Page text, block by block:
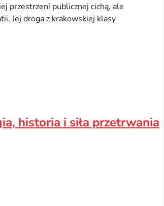
przestrzeni publicznej cichą, ale
Jej droga z krakowskiej klasy
historia i siła przetrwania